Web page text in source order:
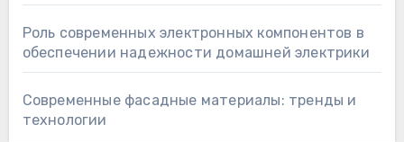
Роль современных электронных компонентов в
обеспечении надежности домашней электрики
Современные фасадные материалы: тренды и
технологии